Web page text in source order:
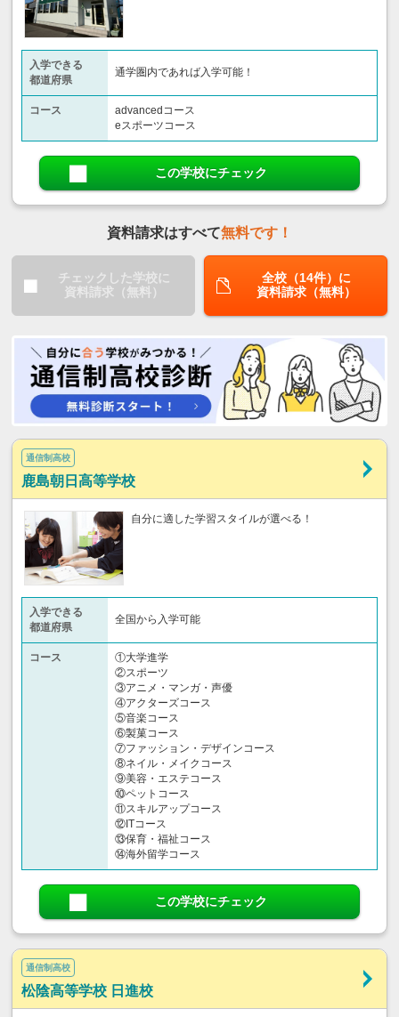
入学できる
都道府県
通学圏内であれば入学可能！
コース
advancedコース
eスポーツコース
この学校にチェック
資料請求はすべて無料です！
チェックした学校に
資料請求（無料）
全校（14件）に
資料請求（無料）
通信制高校
鹿島朝日高等学校
自分に適した学習スタイルが選べる！
入学できる
都道府県
全国から入学可能
コース
①大学進学
②スポーツ
③アニメ・マンガ・声優
④アクターズコース
⑤音楽コース
⑥製菓コース
⑦ファッション・デザインコース
⑧ネイル・メイクコース
⑨美容・エステコース
⑩ペットコース
⑪スキルアップコース
⑫ITコース
⑬保育・福祉コース
⑭海外留学コース
この学校にチェック
通信制高校
松陰高等学校 日進校